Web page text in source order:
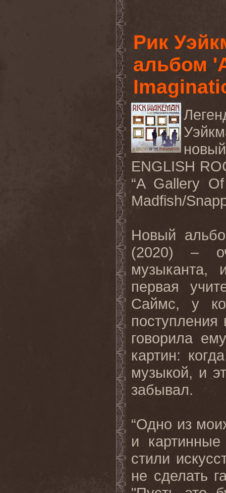
Рик
альбом
ENGLISH
“A Gallery Of
Madfish/
Новый
(2020) –
музыканта,
первая
Саймс, у
говорила
картин:
музыкой, и
забывал.
“Одно из
и
стили
не сделать